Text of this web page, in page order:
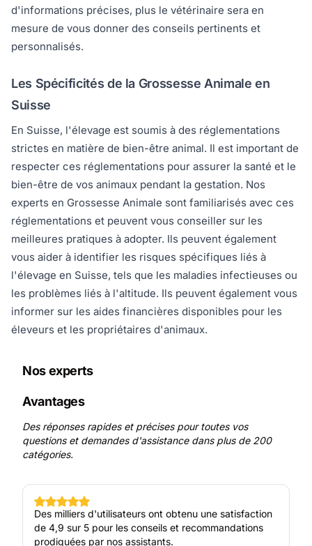
d'informations précises, plus le vétérinaire sera en
mesure de vous donner des conseils pertinents et
personnalisés.
Les Spécificités de la Grossesse Animale en
Suisse
En Suisse, l'élevage est soumis à des réglementations
strictes en matière de bien-être animal. Il est important de
respecter ces réglementations pour assurer la santé et le
bien-être de vos animaux pendant la gestation. Nos
experts en Grossesse Animale sont familiarisés avec ces
réglementations et peuvent vous conseiller sur les
meilleures pratiques à adopter. Ils peuvent également
vous aider à identifier les risques spécifiques liés à
l'élevage en Suisse, tels que les maladies infectieuses ou
les problèmes liés à l'altitude. Ils peuvent également vous
informer sur les aides financières disponibles pour les
éleveurs et les propriétaires d'animaux.
Nos experts
Avantages
Des réponses rapides et précises pour toutes vos
questions et demandes d'assistance dans plus de 200
catégories.
Des milliers d'utilisateurs ont obtenu une satisfaction
de 4,9 sur 5 pour les conseils et recommandations
prodiguées par nos assistants.